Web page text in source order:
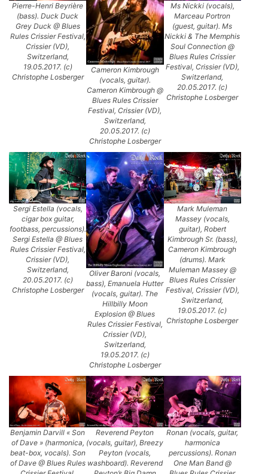
Pierre-Henri Beyrière
(bass). Duck Duck
Grey Duck @ Blues
Rules Crissier Festival,
Crissier (VD),
Switzerland,
19.05.2017. (c)
Christophe Losberger
Cameron Kimbrough
(vocals, guitar).
Cameron Kimbrough @
Blues Rules Crissier
Festival, Crissier (VD),
Switzerland,
20.05.2017. (c)
Christophe Losberger
Ms Nickki (vocals),
Marceau Portron
(guest, guitar). Ms
Nickki & The Memphis
Soul Connection @
Blues Rules Crissier
Festival, Crissier (VD),
Switzerland,
20.05.2017. (c)
Christophe Losberger
Sergi Estella (vocals,
cigar box guitar,
footbass, percussions).
Sergi Estella @ Blues
Rules Crissier Festival,
Crissier (VD),
Switzerland,
20.05.2017. (c)
Christophe Losberger
Oliver Baroni (vocals,
bass), Emanuela Hutter
(vocals, guitar). The
Hillbilly Moon
Explosion @ Blues
Rules Crissier Festival,
Crissier (VD),
Switzerland,
19.05.2017. (c)
Christophe Losberger
Mark Muleman
Massey (vocals,
guitar), Robert
Kimbrough Sr. (bass),
Cameron Kimbrough
(drums). Mark
Muleman Massey @
Blues Rules Crissier
Festival, Crissier (VD),
Switzerland,
19.05.2017. (c)
Christophe Losberger
Benjamin Darvill « Son
of Dave » (harmonica,
beat-box, vocals). Son
of Dave @ Blues Rules
Reverend Peyton
(vocals, guitar), Breezy
Peyton (vocals,
washboard). Reverend
Ronan (vocals, guitar,
harmonica
percussions). Ronan
One Man Band @